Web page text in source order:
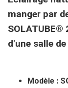
manger par
SOLATUBE®
d'une salle
Modèle :